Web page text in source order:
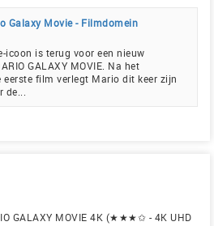
Galaxy Movie - Filmdomein
icoon is terug voor een nieuw
GALAXY MOVIE. Na het
eerste film verlegt Mario dit keer zijn
de...
GALAXY MOVIE 4K (★★★✩ - 4K UHD